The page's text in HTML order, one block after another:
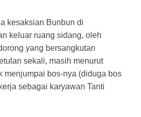
kesaksian Bunbun di
keluar ruang sidang, oleh
yang bersangkutan
sekali, masih menurut
menjumpai bos-nya (diduga bos
sebagai karyawan Tanti